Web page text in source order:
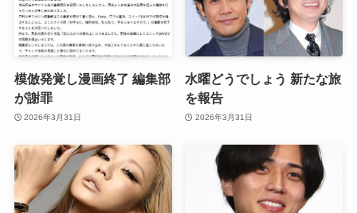
模倣発覚し漫画終了 編集部
が謝罪
2026年3月31日
水曜どうでしょう 新たな旅
を報告
2026年3月31日